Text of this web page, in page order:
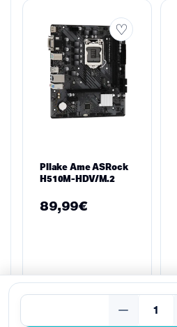
Pllake Ame ASRock
H510M-HDV/M.2
89,99€